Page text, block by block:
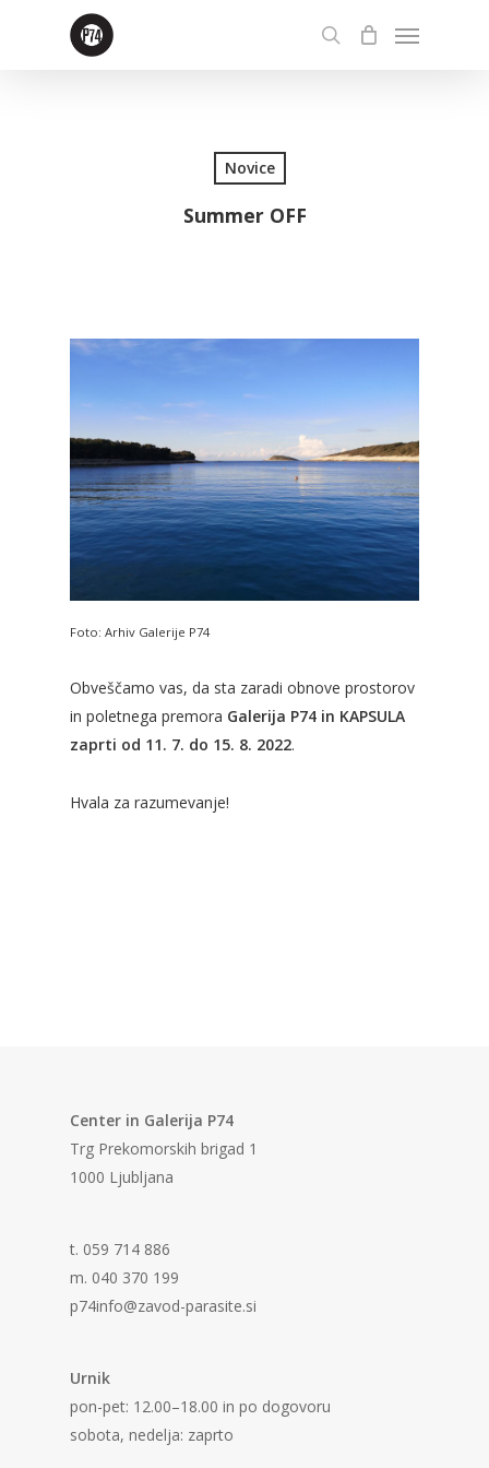
search
Menu
Novice
Summer OFF
Foto: Arhiv Galerije P74
Obveščamo vas, da sta zaradi obnove prostorov
in poletnega premora Galerija P74 in KAPSULA
zaprti od 11. 7. do 15. 8. 2022.
Hvala za razumevanje!
Center in Galerija P74
Trg Prekomorskih brigad 1
1000 Ljubljana
t. 059 714 886
m. 040 370 199
p74info@zavod-parasite.si
Urnik
pon-pet: 12.00–18.00 in po dogovoru
sobota, nedelja: zaprto